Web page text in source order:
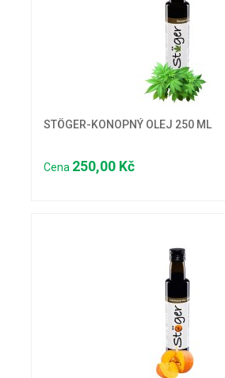
STÖGER-KONOPNÝ OLEJ 250 ML
Cena 250,00 Kč